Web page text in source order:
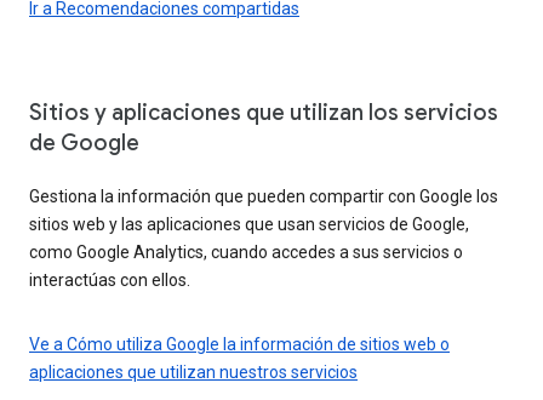
Ir a Recomendaciones compartidas
Sitios y aplicaciones que utilizan los servicios
de Google
Gestiona la información que pueden compartir con Google los
sitios web y las aplicaciones que usan servicios de Google,
como Google Analytics, cuando accedes a sus servicios o
interactúas con ellos.
Ve a Cómo utiliza Google la información de sitios web o
aplicaciones que utilizan nuestros servicios